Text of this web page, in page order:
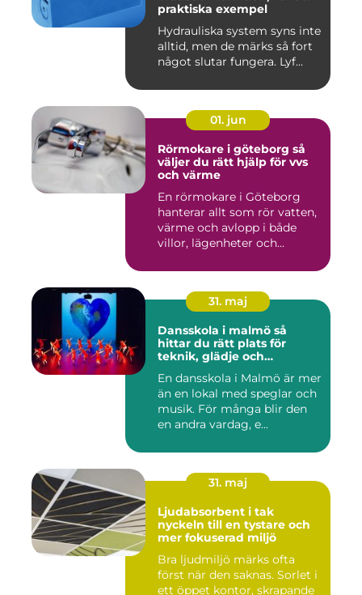
praktiska exempel
Hydrauliska system syns inte
alltid, men de märks så fort
något slutar fungera. Lyf...
01. jun
Rörmokare i göteborg så
väljer du rätt hjälp för vvs
och värme
En rörmokare i Göteborg
hanterar allt som rör vatten,
värme och avlopp i både
villor, lägenheter och...
31. maj
Dansskola i malmö så
hittar du rätt plats för
teknik, glädje och
En dansskola i Malmö är mer
än en lokal med speglar och
musik. För många blir den
en andra vardag, e...
31. maj
Ljudabsorbent i tak
nyckeln till en tystare och
mer fokuserad miljö
Bra ljudmiljö märks ofta
först när den saknas. Sorlet i
ett öppet kontor, skrapande